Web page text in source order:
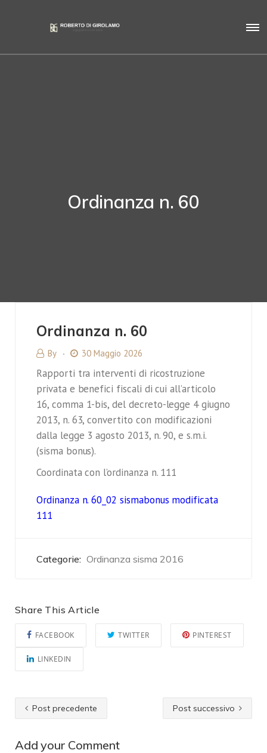
Ordinanza n. 60
Ordinanza n. 60
By 30 Maggio 2026
Rapporti tra interventi di ricostruzione
privata e benefici fiscali di cui all’articolo
16, comma 1-bis, del decreto-legge 4 giugno
2013, n. 63, convertito con modificazioni
dalla legge 3 agosto 2013, n. 90, e s.m.i.
(sisma bonus).
Coordinata con l’ordinanza n. 111
Ordinanza n. 60_02 sismabonus modificata
111
Categorie: Ordinanza sisma 2016
Share This Article
FACEBOOK TWITTER PINTEREST
LINKEDIN
Post precedente Post successivo
Add your Comment